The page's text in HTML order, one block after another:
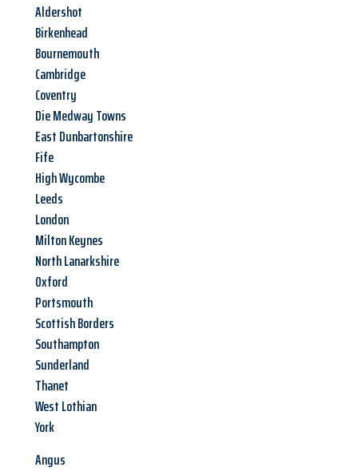
Aldershot
Birkenhead
Bournemouth
Cambridge
Coventry
Die Medway Towns
East Dunbartonshire
Fife
High Wycombe
Leeds
London
Milton Keynes
North Lanarkshire
Oxford
Portsmouth
Scottish Borders
Southampton
Sunderland
Thanet
West Lothian
York
Angus